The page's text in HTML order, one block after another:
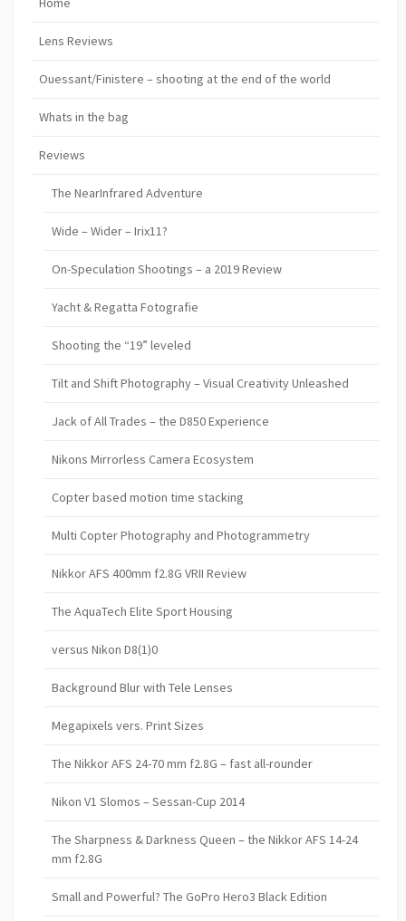
Lens Reviews
Ouessant/Finistere – shooting at the end of the world
Whats in the bag
Reviews
The NearInfrared Adventure
Wide – Wider – Irix11?
On-Speculation Shootings – a 2019 Review
Yacht & Regatta Fotografie
Shooting the “19” leveled
Tilt and Shift Photography – Visual Creativity Unleashed
Jack of All Trades – the D850 Experience
Nikons Mirrorless Camera Ecosystem
Copter based motion time stacking
Multi Copter Photography and Photogrammetry
Nikkor AFS 400mm f2.8G VRII Review
The AquaTech Elite Sport Housing
versus Nikon D8(1)0
Background Blur with Tele Lenses
Megapixels vers. Print Sizes
The Nikkor AFS 24-70 mm f2.8G – fast all-rounder
Nikon V1 Slomos – Sessan-Cup 2014
The Sharpness & Darkness Queen – the Nikkor AFS 14-24
mm f2.8G
Small and Powerful? The GoPro Hero3 Black Edition